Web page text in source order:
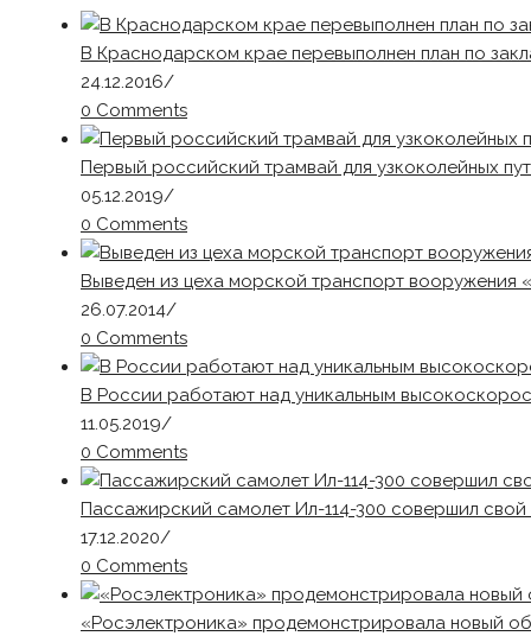
В Краснодарском крае перевыполнен план по
24.12.2016/
0 Comments
Первый российский трамвай для узкоколейных
05.12.2019/
0 Comments
Выведен из цеха морской транспорт вооружения
26.07.2014/
0 Comments
В России работают над уникальным
11.05.2019/
0 Comments
Пассажирский самолет Ил-114-300 совершил свой
17.12.2020/
0 Comments
«Росэлектроника» продемонстрировала новый